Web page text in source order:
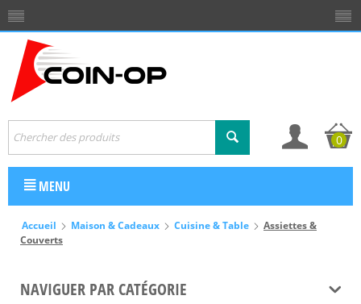
0
MENU
Accueil Maison & Cadeaux Cuisine & Table
Assiettes &
Couverts
NAVIGUER PAR CATÉGORIE